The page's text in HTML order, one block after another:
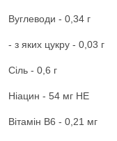
Вуглеводи - 0,34 г
- з яких цукру - 0,03 г
Сіль - 0,6 г
Ніацин - 54 мг НЕ
Вітамін В6 - 0,21 мг